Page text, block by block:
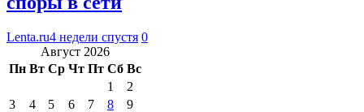
Lenta.ru4 недели спустя 0
Август 2026
Пн Вт Ср Чт Пт Сб Вс
1
2
3
4 5 6 7 8
9